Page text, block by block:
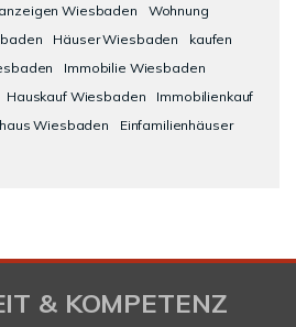
Wiesbaden
Wohnung
Häuser Wiesbaden
kaufen
Immobilie Wiesbaden
Hauskauf Wiesbaden
Immobilienkauf
Wiesbaden
Einfamilienhäuser
& KOMPETENZ